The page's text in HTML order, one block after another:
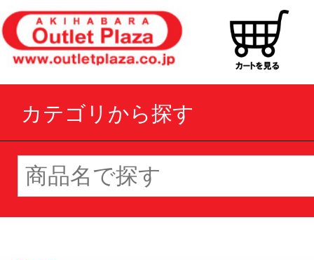
カテゴリから探す